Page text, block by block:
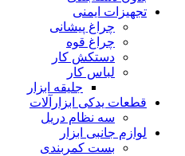
تجهیزات ایمنی
چراغ پیشانی
چراغ قوه
دستکش کار
لباس کار
جلیقه ابزار
قطعات یدکی ابزارآلات
سه نظام دریل
لوازم جانبی ابزار
بست کمربندی